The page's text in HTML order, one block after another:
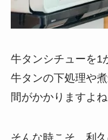
牛タンシチューを1
牛タンの下処理や
間がかかりますよね